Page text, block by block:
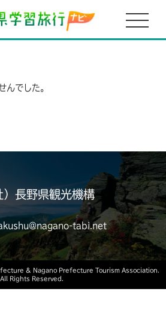
んでした。
）長野県観光機構
tabi.net
& Nagano Prefecture Tourism Association.
All Rights Reserved.